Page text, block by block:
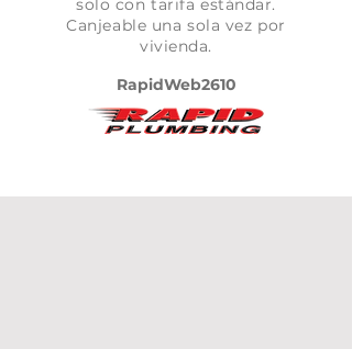
solo con tarifa estándar.
Canjeable una sola vez por
vivienda.
RapidWeb2610